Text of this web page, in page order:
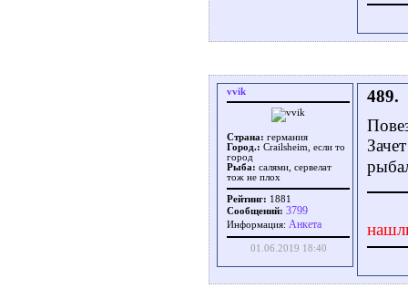
vvik
Страна: германия
Город.: Crailsheim, если то
город
Рыба: салями, сервелат
тож не плох
Рейтинг: 1881
Сообщений: 3799
Информация: Aнкета
01.06.2019 18:40
489.